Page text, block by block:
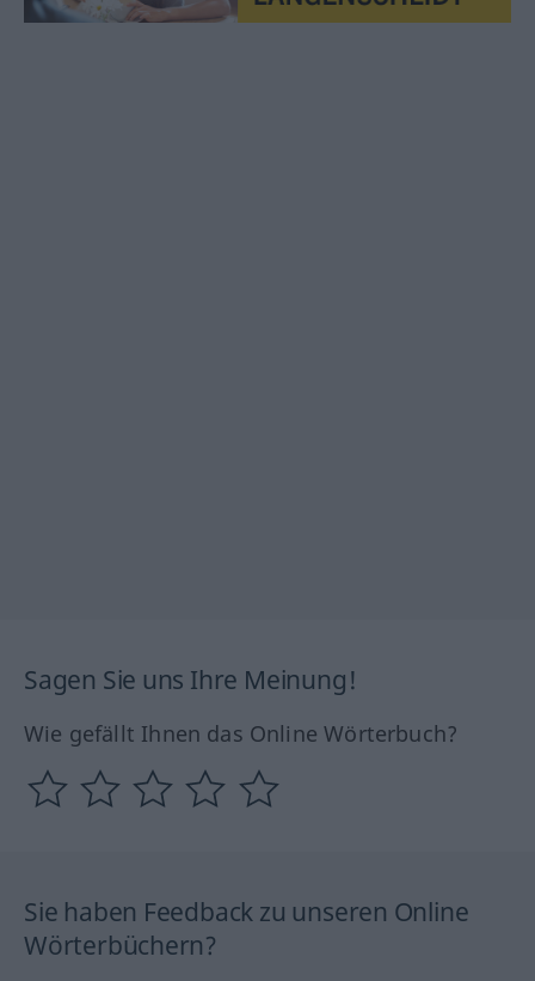
Sagen Sie uns Ihre Meinung!
Wie gefällt Ihnen das Online Wörterbuch?
Sie haben Feedback zu unseren Online
Wörterbüchern?